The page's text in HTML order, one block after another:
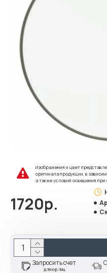
Изображения и цвет
оригинала продукции, в
а также условий освещения при
1720р.
Запросить счет
для юр.лиц